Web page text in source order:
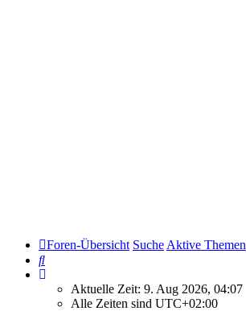
Foren-Übersicht Suche Aktive Themen
Suche
Aktuelle Zeit: 9. Aug 2026, 04:07
Alle Zeiten sind UTC+02:00